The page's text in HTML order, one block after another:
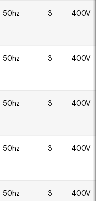
50hz 3 400V
50hz 3 400V
50hz 3 400V
50hz 3 400V
50hz 3 400V